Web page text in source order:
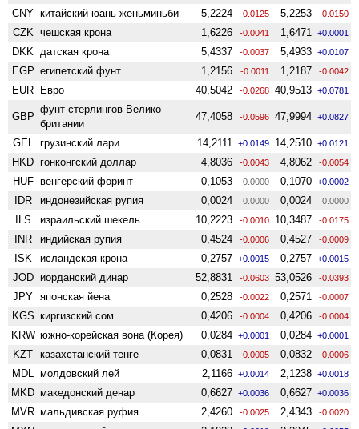
CNY китайский юань женьминьби 5,2224 -0.0125 5,2253 -0.0150
CZK чешская крона 1,6226 -0.0041 1,6471 +0.0001
DKK датская крона 5,4337 -0.0037 5,4933 +0.0107
EGP египетский фунт 1,2156 -0.0011 1,2187 -0.0042
EUR Евро 40,5042 -0.0268 40,9513 +0.0781
GBP
фунт стерлингов Велико­
британии
47,4058 -0.0596 47,9994 +0.0827
GEL грузинский лари 14,2111 +0.0149 14,2510 +0.0121
HKD гонконгский доллар 4,8036 -0.0043 4,8062 -0.0054
HUF венгерский форинт 0,1053 0.0000 0,1070 +0.0002
IDR индонезийская рупия 0,0024 0.0000 0,0024 0.0000
ILS израильский шекель 10,2223 -0.0010 10,3487 -0.0175
INR индийская рупия 0,4524 -0.0006 0,4527 -0.0009
ISK исландская крона 0,2757 +0.0015 0,2757 +0.0015
JOD иорданский динар 52,8831 -0.0603 53,0526 -0.0393
JPY японская йена 0,2528 -0.0022 0,2571 -0.0007
KGS киргизский сом 0,4206 -0.0004 0,4206 -0.0004
KRW южно-корейская вона (Корея) 0,0284 +0.0001 0,0284 +0.0001
KZT казахстанский тенге 0,0831 -0.0005 0,0832 -0.0006
MDL молдовский лей 2,1166 +0.0014 2,1238 +0.0018
MKD македонский денар 0,6627 +0.0036 0,6627 +0.0036
MVR мальдивская руфия 2,4260 -0.0025 2,4343 -0.0020